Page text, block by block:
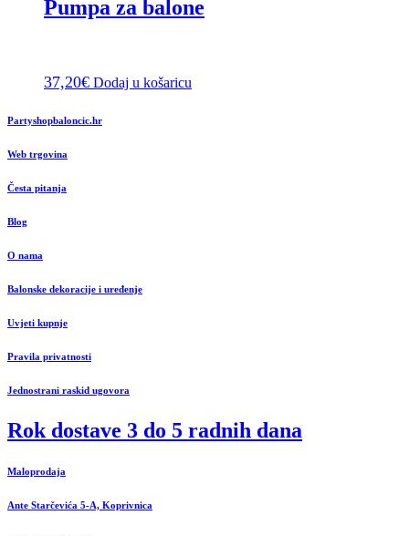
Pumpa za balone
37,20€ Dodaj u košaricu
Partyshopbaloncic.hr
Web trgovina
Česta pitanja
Blog
O nama
Balonske dekoracije i uređenje
Uvjeti kupnje
Pravila privatnosti
Jednostrani raskid ugovora
Rok dostave 3 do 5 radnih dana
Maloprodaja
Ante Starčevića 5-A, Koprivnica